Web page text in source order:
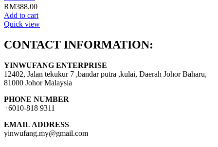
RM388.00
Add to cart
Quick view
CONTACT INFORMATION:
YINWUFANG ENTERPRISE
12402, Jalan tekukur 7 ,bandar putra ,kulai, Daerah Johor Baharu,
81000 Johor Malaysia
PHONE NUMBER
+6010-818 9311
EMAIL ADDRESS
yinwufang.my@gmail.com